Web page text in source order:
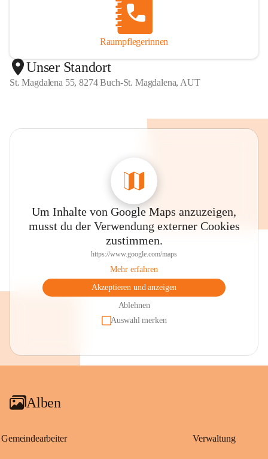
Raumpflegerinnen
Unser Standort
St. Magdalena 55, 8274 Buch-St. Magdalena, AUT
Um Inhalte von Google Maps anzuzeigen,
musst du der Verwendung externer Cookies
zustimmen.
https://www.google.com/maps
Mehr erfahren
Akzeptieren und anzeigen
Ablehnen
Auswahl merken
Alben
Gemeindearbeiter Verwaltung